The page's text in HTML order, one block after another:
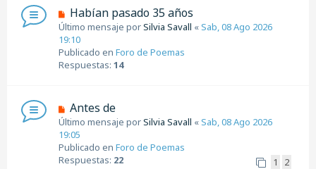
s
a
j
e
N
u
e
v
o
s
a
j
e
Habían pasado 35 años
Último mensaje porSilvia Savall «Sab, 08 Ago 2026
19:10
Publicado en Foro de Poemas
Respuestas: 14
N
u
e
v
o
Antes de
Último mensaje porSilvia Savall «Sab, 08 Ago 2026
19:05
Publicado en Foro de Poemas
Respuestas: 22 1 2